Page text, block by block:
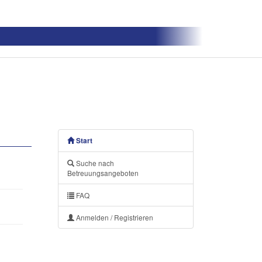
Start
Suche nach
Betreuungsangeboten
FAQ
Anmelden / Registrieren